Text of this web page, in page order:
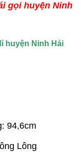
gọi huyện Ninh
huyện Ninh Hải
94,6cm
Lông